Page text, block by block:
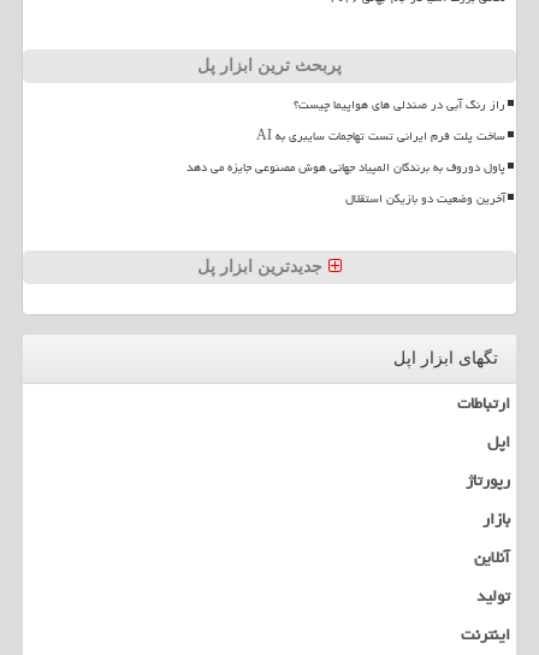
پربحث ترین ابزار پل
راز رنگ آبی در صندلی های هواپیما چیست؟
ساخت پلت فرم ایرانی تست تهاجمات سایبری به AI
پاول دوروف به برندگان المپیاد جهانی هوش مصنوعی جایزه می دهد
آخرین وضعیت دو بازیکن استقلال
جدیدترین ابزار پل
تگهای ابزار اپل
ارتباطات
اپل
رپورتاژ
بازار
آنلاین
تولید
اینترنت